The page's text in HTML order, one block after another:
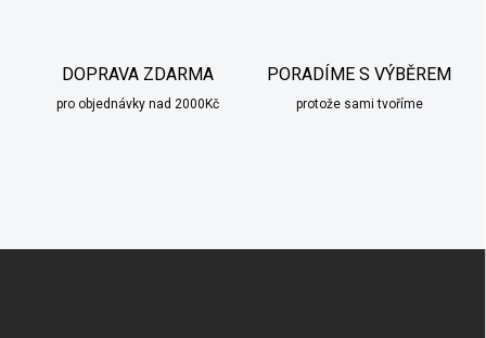
DOPRAVA ZDARMA
pro objednávky nad 2000Kč
PORADÍME S VÝBĚREM
protože sami tvoříme